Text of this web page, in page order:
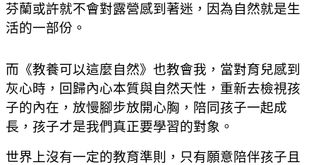
芬蘭或許就不會對露營感到著迷 ，因為自然就是生
活的一部份。
而《教養可以這麼自然》也教會我 ，當對育兒感到
灰心時 ，回歸內心本質與自然天性 ，重新去檢視孩
子的內在 ，放慢腳步放開心胸 ，陪同孩子一起成
長 ，孩子才是我們真正要學習的對象。
世界上沒有一定的教育準則
，只有願意陪伴孩子且